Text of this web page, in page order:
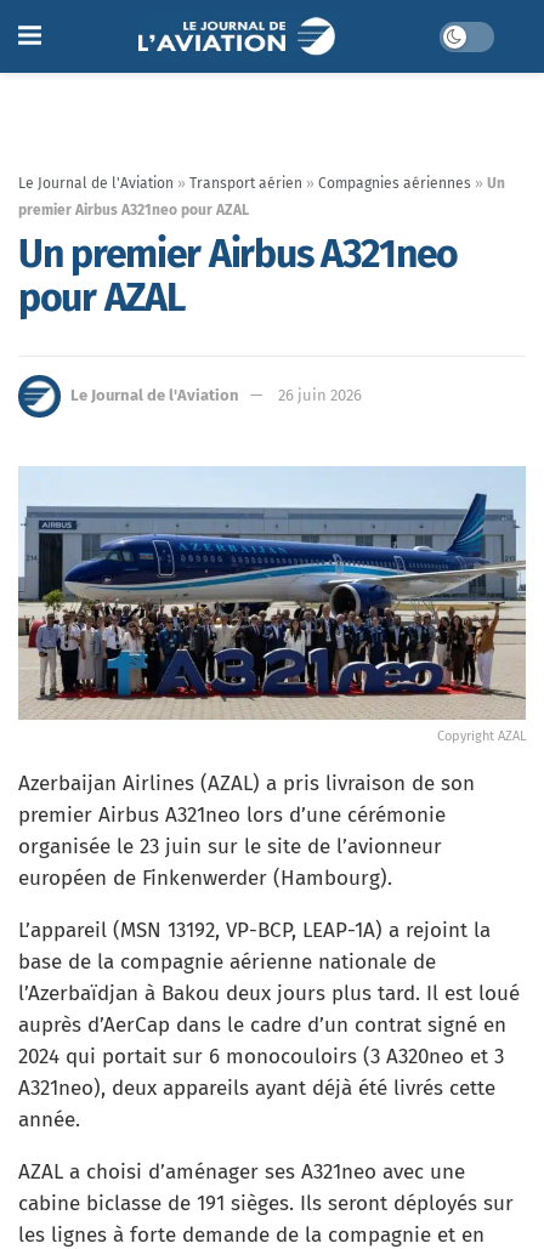
Le Journal de l'Aviation » Transport aérien » Compagnies aériennes » Un
premier Airbus A321neo pour AZAL
Un premier Airbus A321neo
pour AZAL
Le Journal de l'Aviation 26 juin 2026
Copyright AZAL
Azerbaijan Airlines (AZAL) a pris livraison de son
premier Airbus A321neo lors d’une cérémonie
organisée le 23 juin sur le site de l’avionneur
européen de Finkenwerder (Hambourg).
L’appareil (MSN 13192, VP-BCP, LEAP-1A) a rejoint la
base de la compagnie aérienne nationale de
l’Azerbaïdjan à Bakou deux jours plus tard. Il est loué
auprès d’AerCap dans le cadre d’un contrat signé en
2024 qui portait sur 6 monocouloirs (3 A320neo et 3
A321neo), deux appareils ayant déjà été livrés cette
année.
AZAL a choisi d’aménager ses A321neo avec une
cabine biclasse de 191 sièges. Ils seront déployés sur
les lignes à forte demande de la compagnie et en